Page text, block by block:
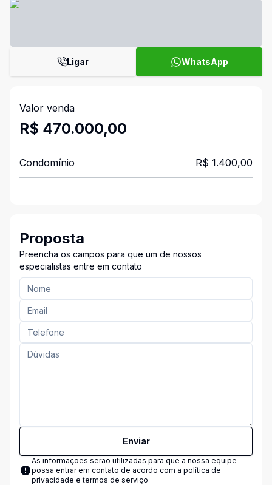
Ligar WhatsApp
Valor venda
R$ 470.000,00
Condomínio R$ 1.400,00
Proposta
Preencha os campos para que um de nossos
especialistas entre em contato
Enviar
As informações serão utilizadas para que a nossa equipe
possa entrar em contato de acordo com a política de
privacidade e termos de serviço